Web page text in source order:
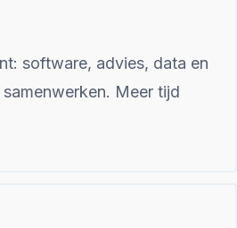
software, advies, data en
Meer tijd